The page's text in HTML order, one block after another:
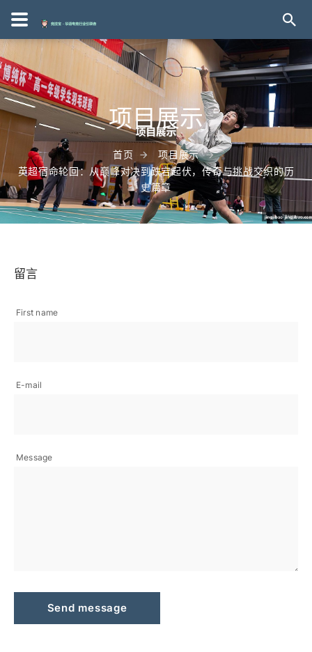
项目展示
首页
项目展示
英超宿命轮回：从巅峰对决到跌宕起伏，传奇与挑战交织的历
史篇章
留言
First name
E-mail
Message
Send message